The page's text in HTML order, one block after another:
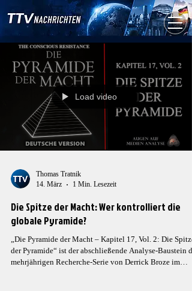
Load video
Thomas Tratnik
14. März
1 Min. Lesezeit
Die Spitze der Macht: Wer kontrolliert die
globale Pyramide?
„Die Pyramide der Macht – Kapitel 17, Vol. 2: Die Spitze
der Pyramide“ ist der abschließende Analyse-Baustein
mehrjährigen Recherche-Serie von Derrick Broze im